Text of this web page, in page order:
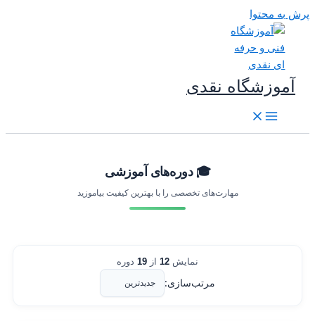
به محتوا
آموزشگاه نقدی
🎓 دوره‌های آموزشی
مهارت‌های تخصصی را با بهترین کیفیت بیاموزید
نمایش12 از 19 دوره
مرتب‌سازی: